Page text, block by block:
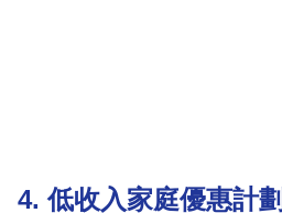
4. 低收入家庭優惠計